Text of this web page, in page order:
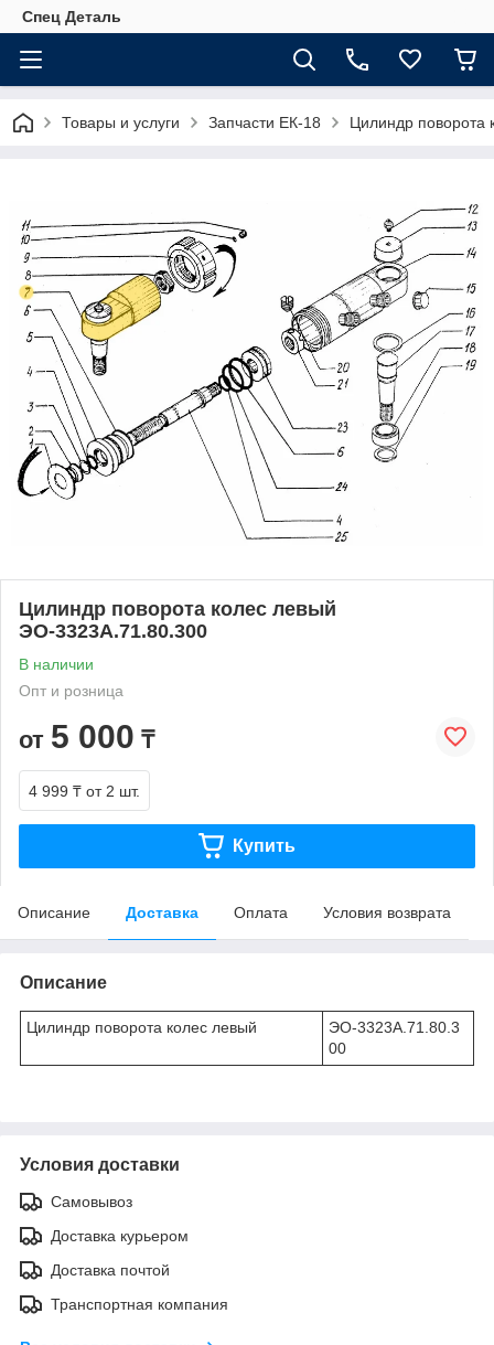
Спец Деталь
Товары и услуги Запчасти ЕК-18 Цилиндр
Цилиндр поворота колес левый
ЭО-3323А.71.80.300
В наличии
Опт и розница
от 5 000 ₸
4 999 ₸ от 2 шт.
Купить
Описание Доставка Оплата Условия возврата
Описание
Цилиндр поворота колес левый
ЭО-3323А.71.80.3
00
Условия доставки
Самовывоз
Доставка курьером
Доставка почтой
Транспортная компания